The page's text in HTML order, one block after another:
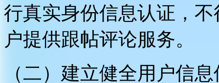
行真实身份信息认证，
户提供跟帖评论服务。
（二）建立健全用户信